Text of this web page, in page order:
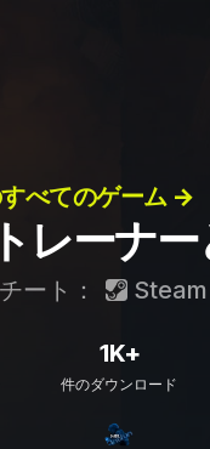
べてのゲーム →
レーナー
ート： Steam
1K+
件のダウンロード